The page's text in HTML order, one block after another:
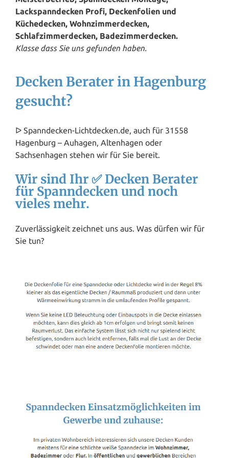
Lackspanndecken Profi, Deckenfolien und
Küchedecken, Wohnzimmerdecken,
Schlafzimmerdecken, Badezimmerdecken.
Klasse dass Sie uns gefunden haben.
Decken Berater in Hagenburg
gesucht?
ᐅ Spanndecken-Lichtdecken.de, auch für 31558
Hagenburg – Auhagen, Altenhagen oder
Sachsenhagen stehen wir für Sie bereit.
Wir sind Ihr ✅ Decken Berater
für Spanndecken und noch
vieles mehr.
Zuverlässigkeit zeichnet uns aus. Was dürfen wir für
Sie tun?